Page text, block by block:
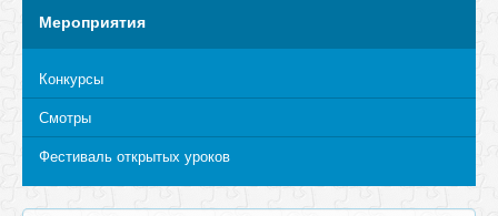
Мероприятия
Конкурсы
Смотры
Фестиваль открытых уроков